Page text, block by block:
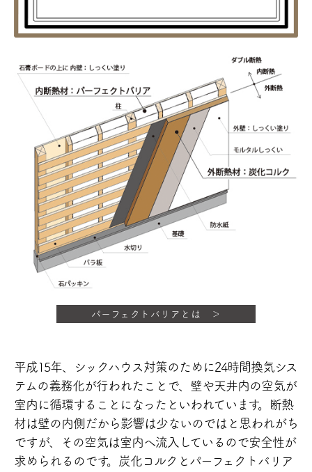
パーフェクトバリアとは ＞
平成15年、シックハウス対策のために24時間換気シス
テムの義務化が行われたことで、壁や天井内の空気が
室内に循環することになったといわれています。断熱
材は壁の内側だから影響は少ないのではと思われがち
ですが、その空気は室内へ流入しているので安全性が
求められるのです。炭化コルクとパーフェクトバリア